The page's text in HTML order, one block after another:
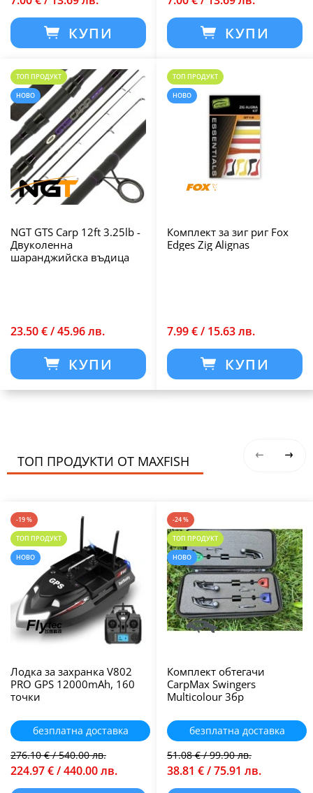
КУПИ КУПИ
ТОП ПРОДУКТ
НОВО
NGT GTS Carp 12ft 3.25lb -
Двуколенна
шаранджийска въдица
23.50 € / 45.96 лв.
КУПИ
ТОП ПРОДУКТ
НОВО
Комплект за зиг риг Fox
Edges Zig Alignas
7.99 € / 15.63 лв.
КУПИ
ТОП ПРОДУКТИ ОТ MAXFISH
-19 %
ТОП ПРОДУКТ
НОВО
Лодка за захранка V802
PRO GPS 12000mAh, 160
точки
безплатна доставка
276.10 € / 540.00 лв.
224.97 € / 440.00 лв.
-24 %
ТОП ПРОДУКТ
НОВО
Комплект обтегачи
CarpMax Swingers
Multicolour 3бр
безплатна доставка
51.08 € / 99.90 лв.
38.81 € / 75.91 лв.